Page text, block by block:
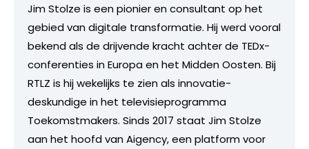
Jim Stolze is een pionier en consultant op het
gebied van digitale transformatie. Hij werd vooral
bekend als de drijvende kracht achter de TEDx-
conferenties in Europa en het Midden Oosten. Bij
RTLZ is hij wekelijks te zien als innovatie-
deskundige in het televisieprogramma
Toekomstmakers. Sinds 2017 staat Jim Stolze
aan het hoofd van Aigency, een platform voor